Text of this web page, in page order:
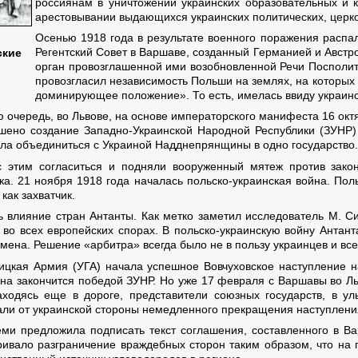
арестовывании выдающихся украинских политических,
Осенью 1918 года в результате военного поражения
Регентский Совет в Варшаве, созданный Германией и
орган провозглашенной ими возобновленной Речи
провозгласил независимость Польши на землях, на
доминирующее положение». То есть, имелась ввиду
во Львове, на основе императорского манифеста 16
создание Западно-Украинской Народной Республики
объединиться с Украиной Надднепрянщины в одно государство.
согласиться и подняли вооруженный мятеж против
21 ноября 1918 года началась польско-украинская война.
захватчик.
влияние стран Антанты. Как метко заметил исследователь М.
всех европейских спорах. В польско-украинскую войну
Решение «арбитра» всегда было не в пользу украинцев и
Армия (УГА) начала успешное Вовчуховское наступление
закончится победой ЗУНР. Но уже 17 февраля с Варшавы во
еще в дороге, представители союзных государств, в
от украинской стороны немедленного прекращения
предложила подписать текст соглашения, составленного в
разграничение враждебных сторон таким образом, что на